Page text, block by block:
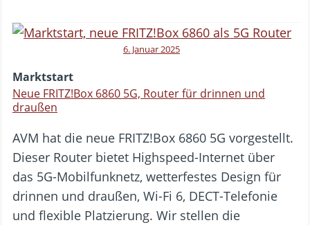
6. Januar 2025
Marktstart
Neue FRITZ!Box 6860 5G, Router für drinnen und
draußen
AVM hat die neue FRITZ!Box 6860 5G vorgestellt.
Dieser Router bietet Highspeed-Internet über
das 5G-Mobilfunknetz, wetterfestes Design für
drinnen und draußen, Wi-Fi 6, DECT-Telefonie
und flexible Platzierung. Wir stellen die